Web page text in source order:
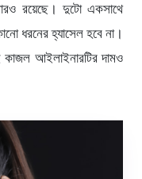
রয়েছে। দুটো একসাথে
ধরনের হ্যাসেল হবে না।
আইলাইনারটির দামও